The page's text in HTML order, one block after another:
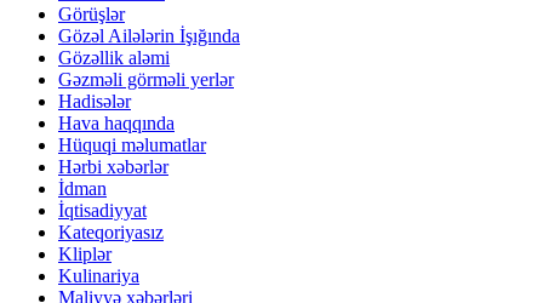
Görüşlər
Gözəl Ailələrin İşığında
Gözəllik aləmi
Gəzməli görməli yerlər
Hadisələr
Hava haqqında
Hüquqi məlumatlar
Hərbi xəbərlər
İdman
İqtisadiyyat
Kateqoriyasız
Kliplər
Kulinariya
Maliyyə xəbərləri